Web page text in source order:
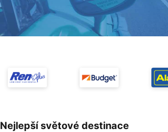
Nejlepší světové destinace